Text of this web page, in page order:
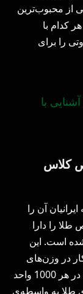
از محبوب‌ترین
کدام با
را برای
آشنایی با
کلاس
جهانی با خلوص 999.9، که ایرانیان آن را
طلا را دارا
شده است. این
در وزن‌های
گوناگون از 1 گرم تا 1 کیلوگرم تولید می‌گردد، در هر 1000 واحد
طلا به واسطه‌ی